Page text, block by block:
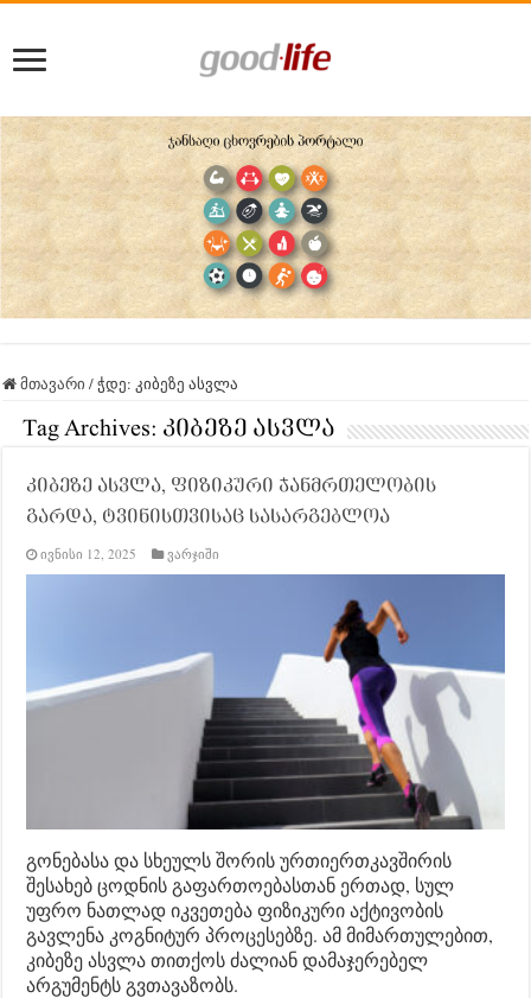
მთავარი /ჭდე:კიბეზე ასვლა
Tag Archives: კიბეზე ასვლა
კიბეზე ასვლა, ფიზიკური ჯანმრთელობის
გარდა, ტვინისთვისაც სასარგებლოა
ივნისი 12, 2025 ვარჯიში
გონებასა და სხეულს შორის ურთიერთკავშირის
შესახებ ცოდნის გაფართოებასთან ერთად, სულ
უფრო ნათლად იკვეთება ფიზიკური აქტივობის
გავლენა კოგნიტურ პროცესებზე. ამ მიმართულებით,
კიბეზე ასვლა თითქოს ძალიან დამაჯერებელ
არგუმენტს გვთავაზობს.